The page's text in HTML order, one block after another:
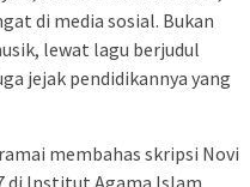
di media sosial. Bukan
lewat lagu berjudul
jejak pendidikannya yang
membahas skripsi Novi